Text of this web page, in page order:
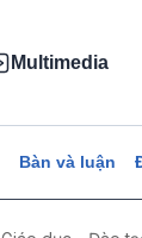
Multimedia
Bàn và luận